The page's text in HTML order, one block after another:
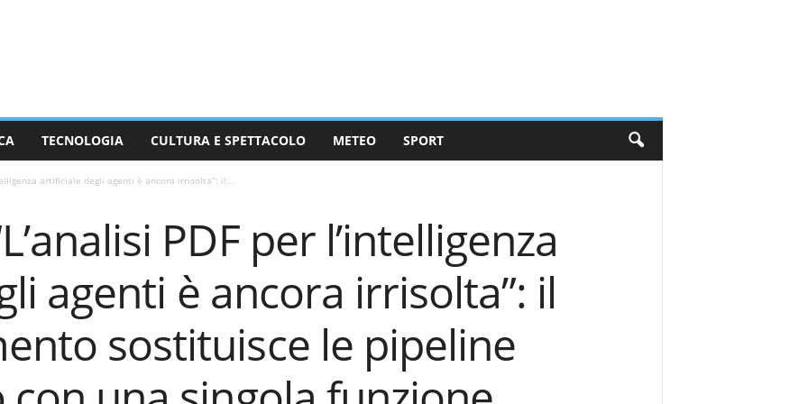
TECNOLOGIA CULTURA E SPETTACOLO METEO SPORT
artificiale degli agenti è ancora irrisolta”: il...
PDF per l’intelligenza
agenti è ancora irrisolta”: il
sostituisce le pipeline